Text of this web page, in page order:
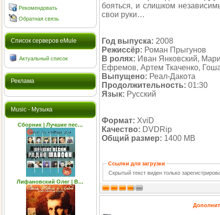
Рекомендовать
Обратная связь
Cписок серверов eMule
Актуальный список
Реклама
Music - Музыка
Сборник | Лучшие пес…
Лифановский Олег | В…
бояться, и слишком
свои руки…
Год выпуска: 2008
Режиссёр: Роман Прыгунов
В ролях: Иван Янковский,
Ефремов, Артем Ткаченко,
Выпущено: Реал-Дакота
Продолжительность: 01:30
Язык: Русский
Формат: XviD
Качество: DVDRip
Общий размер: 1400 MB
Ссылки для загрузки
Скрытый текст виден только